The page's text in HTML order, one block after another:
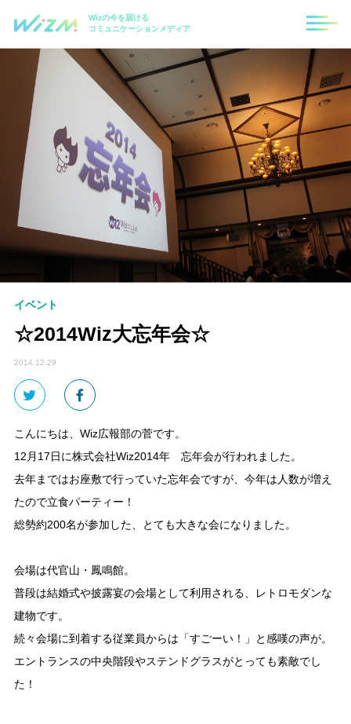
Wizの今を届ける
コミュニケーションメディア
イベント
☆2014Wiz大忘年会☆
2014.12.29
こんにちは、Wiz広報部の菅です。
12月17日に株式会社Wiz2014年 忘年会が行われました。
去年まではお座敷で行っていた忘年会ですが、今年は人数が増え
たので立食パーティー！
総勢約200名が参加した、とても大きな会になりました。
会場は代官山・鳳鳴館。
普段は結婚式や披露宴の会場として利用される、レトロモダンな
建物です。
続々会場に到着する従業員からは「すごーい！」と感嘆の声が。
エントランスの中央階段やステンドグラスがとっても素敵でし
た！